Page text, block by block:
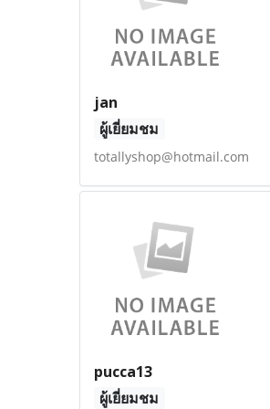
jan
ผู้เยี่ยมชม
totallyshop@hotmail.com
pucca13
ผู้เยี่ยมชม